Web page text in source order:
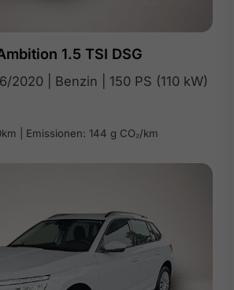
1.5 TSI DSG
2020 | Benzin | 150 PS (110 kW)
| Emissionen: 144 g CO₂/km